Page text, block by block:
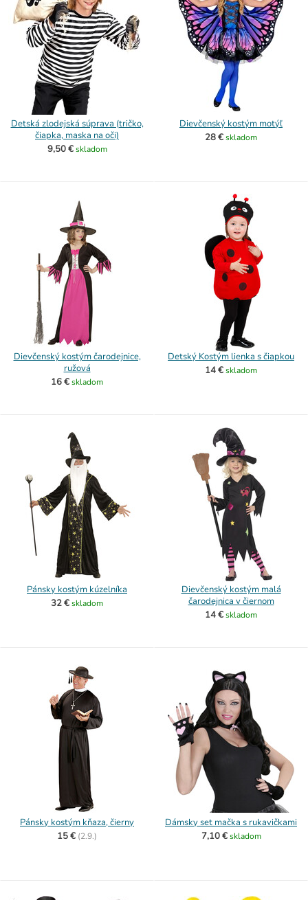
Detská zlodejská súprava (tričko,
čiapka, maska na oči)
9,50 € skladom
Dievčenský kostým motýľ
28 €skladom
Dievčenský kostým čarodejnice,
ružová
16 €skladom
Detský Kostým lienka s čiapkou
14 €skladom
Pánsky kostým kúzelníka
32 €skladom
Dievčenský kostým malá
čarodejnica v čiernom
14 €skladom
Pánsky kostým kňaza, čierny
15 € (2.9.)
Dámsky set mačka s rukavičkami
7,10 € skladom